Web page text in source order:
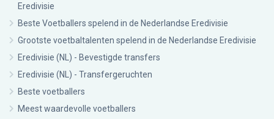
Eredivisie
Beste Voetballers spelend in de Nederlandse Eredivisie
Grootste voetbaltalenten spelend in de Nederlandse Eredivisie
Eredivisie (NL) - Bevestigde transfers
Eredivisie (NL) - Transfergeruchten
Beste voetballers
Meest waardevolle voetballers